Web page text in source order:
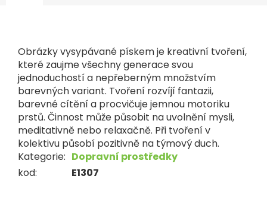
Obrázky vysypávané pískem je kreativní tvoření,
které zaujme všechny generace svou
jednoduchostí a nepřeberným množstvím
barevných variant. Tvoření rozvíjí fantazii,
barevné cítění a procvičuje jemnou motoriku
prstů. Činnost může působit na uvolnění mysli,
meditativně nebo relaxačně. Při tvoření v
kolektivu působí pozitivně na týmový duch.
Kategorie: Dopravní prostředky
kod: E1307